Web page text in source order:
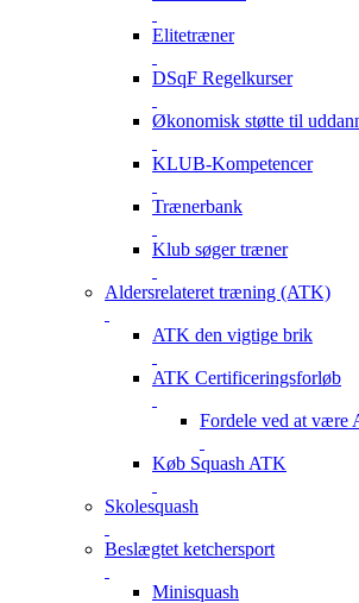
Elitetræner
DSqF Regelkurser
Økonomisk støtte til
KLUB-Kompetencer
Trænerbank
Klub søger træner
Aldersrelateret træning (ATK)
ATK den vigtige brik
ATK Certificeringsforløb
Fordele ved at være
Køb Squash ATK
Skolesquash
Beslægtet ketchersport
Minisquash